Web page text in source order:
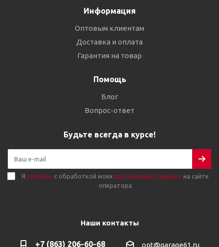
Информация
Оптовым клиентам
Доставка и оплата
Гарантия на товар
Помощь
Блог
Вопрос-ответ
Будьте всегда в курсе!
Я согласен с обработкой моих персональных данных на сайте
оператора
Наши контакты
+7 (863) 206-60-68 opt@garage61.ru